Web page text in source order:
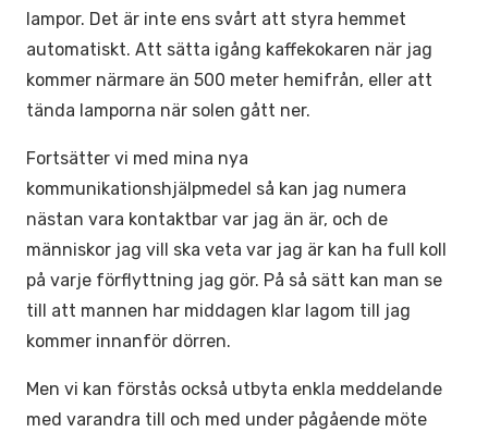
lampor. Det är inte ens svårt att styra hemmet
automatiskt. Att sätta igång kaffekokaren när jag
kommer närmare än 500 meter hemifrån, eller att
tända lamporna när solen gått ner.
Fortsätter vi med mina nya
kommunikationshjälpmedel så kan jag numera
nästan vara kontaktbar var jag än är, och de
människor jag vill ska veta var jag är kan ha full koll
på varje förflyttning jag gör. På så sätt kan man se
till att mannen har middagen klar lagom till jag
kommer innanför dörren.
Men vi kan förstås också utbyta enkla meddelande
med varandra till och med under pågående möte